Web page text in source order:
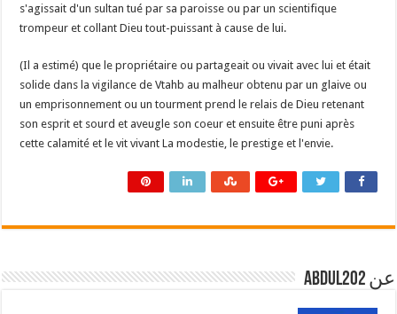
s'agissait d'un sultan tué par sa paroisse ou par un scientifique
trompeur et collant Dieu tout-puissant à cause de lui.
(Il a estimé) que le propriétaire ou partageait ou vivait avec lui et était
solide dans la vigilance de Vtahb au malheur obtenu par un glaive ou
un emprisonnement ou un tourment prend le relais de Dieu retenant
son esprit et sourd et aveugle son coeur et ensuite être puni après
cette calamité et le vit vivant La modestie, le prestige et l'envie.
عن abdul202